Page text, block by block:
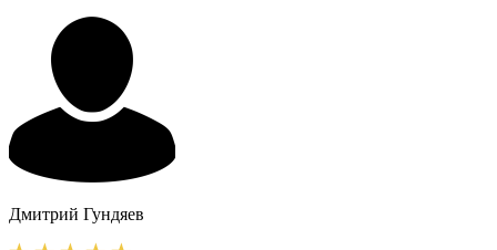
Дмитрий Гундяев